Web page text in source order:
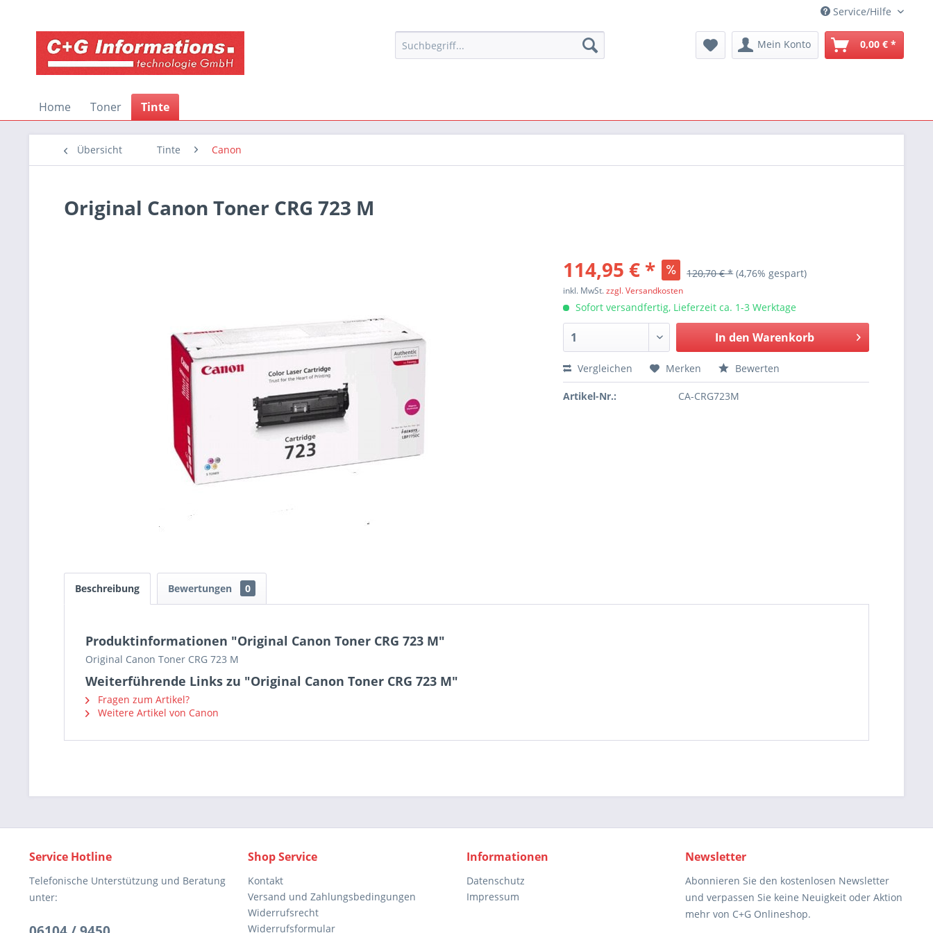
Service/Hilfe
Mein Konto 0,00 € *
Home Toner Tinte
Übersicht Tinte Canon
Original Canon Toner CRG 723 M
114,95 € * 120,70 € * (4,76% gespart)
inkl. MwSt.zzgl. Versandkosten
Sofort versandfertig, Lieferzeit ca. 1-3 Werktage
In den Warenkorb
Vergleichen Merken Bewerten
Artikel-Nr.: CA-CRG723M
Beschreibung Bewertungen 0
Produktinformationen "Original Canon Toner CRG 723 M"
Original Canon Toner CRG 723 M
Weiterführende Links zu "Original Canon Toner CRG 723 M"
Fragen zum Artikel?
Weitere Artikel von Canon
Service Hotline
Telefonische Unterstützung und Beratung
unter:
Shop Service
Kontakt
Versand und Zahlungsbedingungen
Widerrufsrecht
Widerrufsformular
Informationen
Datenschutz
Impressum
Newsletter
Abonnieren Sie den kostenlosen Newsletter
und verpassen Sie keine Neuigkeit oder Aktion
mehr von C+G Onlineshop.